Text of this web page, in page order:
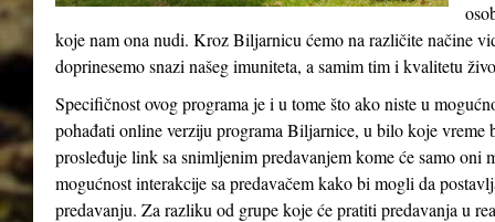
koje nam ona nudi. Kroz Biljarnicu ćemo na različite načine
doprinesemo snazi našeg imuniteta, a samim tim i kvalitetu
Specifičnost ovog programa je i u tome što ako niste u
pohađati online verziju programa Biljarnice, u bilo koje vreme
prosleđuje link sa snimljenim predavanjem kome će samo
mogućnost interakcije sa predavačem kako bi mogli da
predavanju. Za razliku od grupe koje će pratiti predavanja u